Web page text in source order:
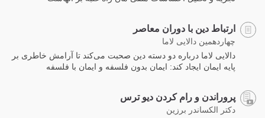
ارتباط دین با دوران معاصر
چهاردهمین دالایی لاما
دالایی لاما درباره دو دسته دین صحبت می‌کند تا آرامش خاطری بر
پایه ایمان ایجاد کند: ایمان بدون فلسفه و ایمان با فلسفه
پروراندن و رام کردن دیو ترس
دکتر الکساندر برزین